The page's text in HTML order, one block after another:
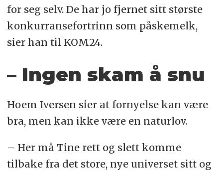
for seg selv. De har jo fjernet sitt største
konkurransefortrinn som påskemelk,
sier han til KOM24.
– Ingen skam å snu
Hoem Iversen sier at fornyelse kan være
bra, men kan ikke være en naturlov.
– Her må Tine rett og slett komme
tilbake fra det store, nye universet sitt og